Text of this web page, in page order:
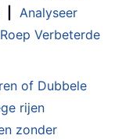
Analyseer
Roep Verbeterde
of Dubbele
rijen
zonder